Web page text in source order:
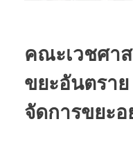
คณะเวชศา
ขยะอันตราย
จัดการขยะอ